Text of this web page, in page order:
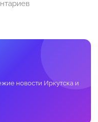
новости Иркутска и